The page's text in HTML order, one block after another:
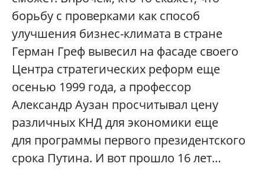
борьбу с проверками как способ
улучшения бизнес-климата в стране
Герман Греф вывесил на фасаде своего
Центра стратегических реформ еще
осенью 1999 года, а профессор
Александр Аузан просчитывал цену
различных КНД для экономики еще
для программы первого президентского
срока Путина. И вот прошло 16 лет…